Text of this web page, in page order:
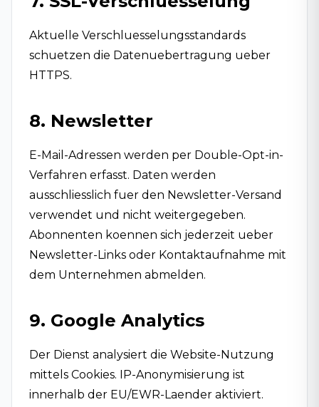
Aktuelle Verschluesselungsstandards
schuetzen die Datenuebertragung ueber
HTTPS.
8. Newsletter
E-Mail-Adressen werden per Double-Opt-in-
Verfahren erfasst. Daten werden
ausschliesslich fuer den Newsletter-Versand
verwendet und nicht weitergegeben.
Abonnenten koennen sich jederzeit ueber
Newsletter-Links oder Kontaktaufnahme mit
dem Unternehmen abmelden.
9. Google Analytics
Der Dienst analysiert die Website-Nutzung
mittels Cookies. IP-Anonymisierung ist
innerhalb der EU/EWR-Laender aktiviert.